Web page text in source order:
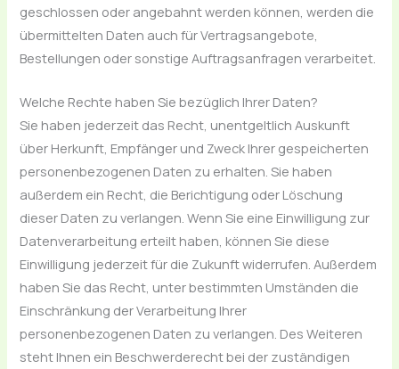
geschlossen oder angebahnt werden können, werden die
übermittelten Daten auch für Vertragsangebote,
Bestellungen oder sonstige Auftragsanfragen verarbeitet.
Welche Rechte haben Sie bezüglich Ihrer Daten?
Sie haben jederzeit das Recht, unentgeltlich Auskunft
über Herkunft, Empfänger und Zweck Ihrer gespeicherten
personenbezogenen Daten zu erhalten. Sie haben
außerdem ein Recht, die Berichtigung oder Löschung
dieser Daten zu verlangen. Wenn Sie eine Einwilligung zur
Datenverarbeitung erteilt haben, können Sie diese
Einwilligung jederzeit für die Zukunft widerrufen. Außerdem
haben Sie das Recht, unter bestimmten Umständen die
Einschränkung der Verarbeitung Ihrer
personenbezogenen Daten zu verlangen. Des Weiteren
steht Ihnen ein Beschwerderecht bei der zuständigen